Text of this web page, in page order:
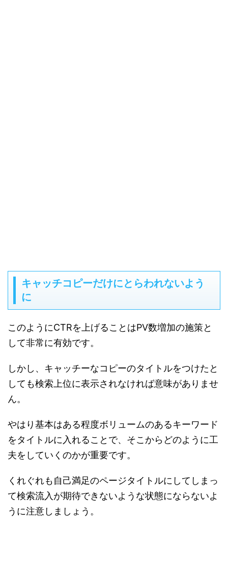
キャッチコピーだけにとらわれないよう
に
このようにCTRを上げることはPV数増加の施策と
して非常に有効です。
しかし、キャッチーなコピーのタイトルをつけたと
しても検索上位に表示されなければ意味がありませ
ん。
やはり基本はある程度ボリュームのあるキーワード
をタイトルに入れることで、そこからどのように工
夫をしていくのかが重要です。
くれぐれも自己満足のページタイトルにしてしまっ
て検索流入が期待できないような状態にならないよ
うに注意しましょう。